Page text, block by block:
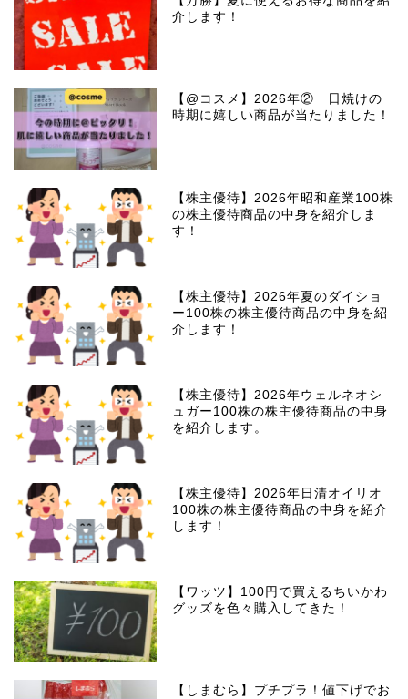
介します！
【@コスメ】2026年② 日焼けの
時期に嬉しい商品が当たりました！
【株主優待】2026年昭和産業100株
の株主優待商品の中身を紹介しま
す！
【株主優待】2026年夏のダイショ
ー100株の株主優待商品の中身を紹
介します！
【株主優待】2026年ウェルネオシ
ュガー100株の株主優待商品の中身
を紹介します。
【株主優待】2026年日清オイリオ
100株の株主優待商品の中身を紹介
します！
【ワッツ】100円で買えるちいかわ
グッズを色々購入してきた！
【しまむら】プチプラ！値下げでお